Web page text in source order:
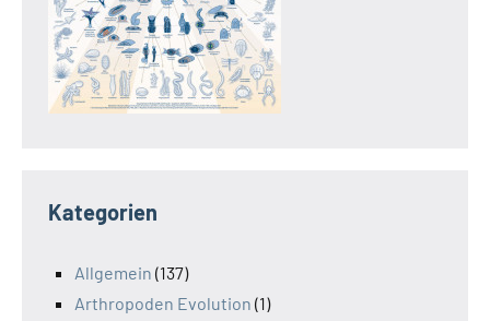
Kategorien
Allgemein (137)
Arthropoden Evolution (1)